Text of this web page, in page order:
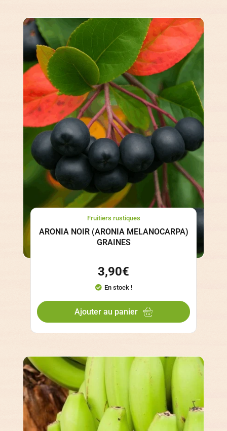
Fruitiers rustiques
ARONIA NOIR (ARONIA MELANOCARPA)
GRAINES
3,90€
En stock !
Ajouter au panier